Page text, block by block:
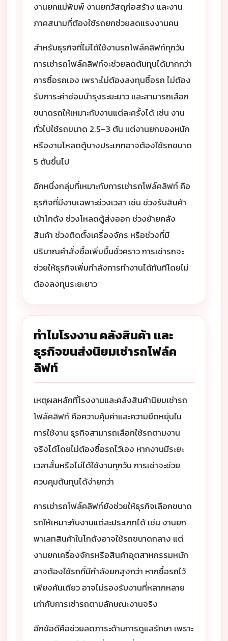
งานยกแม่พิมพ์ งานยกวัสดุก่อสร้าง และงาน
ภาคสนามที่ต้องใช้รถยกช่วยลดแรงงานคน
สำหรับธุรกิจที่ไม่ได้ใช้งานรถโฟล์คลิฟท์ทุกวัน
การเช่ารถโฟล์คลิฟท์จะช่วยลดต้นทุนได้มากกว่า
การซื้อรถเอง เพราะไม่ต้องลงทุนซื้อรถ ไม่ต้อง
รับภาระค่าซ่อมบำรุงระยะยาว และสามารถเลือก
ขนาดรถให้เหมาะกับงานแต่ละครั้งได้ เช่น งาน
ทั่วไปใช้รถขนาด 2.5–3 ตัน แต่งานยกของหนัก
หรืองานโหลดตู้บางประเภทอาจต้องใช้รถขนาด
5 ตันขึ้นไป
อีกหนึ่งกลุ่มที่เหมาะกับการเช่ารถโฟล์คลิฟท์ คือ
ธุรกิจที่มีงานเฉพาะช่วงเวลา เช่น ช่วงรับสินค้า
เข้าโกดัง ช่วงโหลดตู้ส่งออก ช่วงย้ายคลัง
สินค้า ช่วงติดตั้งเครื่องจักร หรือช่วงที่มี
ปริมาณคำสั่งซื้อเพิ่มขึ้นชั่วคราว การเช่ารถจะ
ช่วยให้ธุรกิจเพิ่มกำลังการทำงานได้ทันทีโดยไม่
ต้องลงทุนระยะยาว
ทำไมโรงงาน คลังสินค้า และ
ธุรกิจขนส่งนิยมเช่ารถโฟล์ค
ลิฟท์
เหตุผลหลักที่โรงงานและคลังสินค้านิยมเช่ารถ
โฟล์คลิฟท์ คือความคุ้มค่าและความยืดหยุ่นใน
การใช้งาน ธุรกิจสามารถเลือกใช้รถตามงาน
จริงได้โดยไม่ต้องซื้อรถไว้เอง หากงานมีระยะ
เวลาสั้นหรือไม่ได้ใช้งานทุกวัน การเช่าจะช่วย
ควบคุมต้นทุนได้ง่ายกว่า
การเช่ารถโฟล์คลิฟท์ยังช่วยให้ธุรกิจเลือกขนาด
รถให้เหมาะกับงานแต่ละประเภทได้ เช่น งานยก
พาเลทสินค้าในโกดังอาจใช้รถขนาดกลาง แต่
งานยกเครื่องจักรหรือสินค้าอุตสาหกรรมหนัก
อาจต้องใช้รถที่มีกำลังยกสูงกว่า หากซื้อรถไว้
เพียงคันเดียว อาจไม่รองรับงานที่หลากหลาย
เท่ากับการเช่ารถตามลักษณะงานจริง
อีกข้อดีคือช่วยลดภาระด้านการดูแลรักษา เพราะ